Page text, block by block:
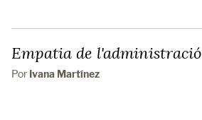
Empatia de l'administració
Por Ivana Martínez